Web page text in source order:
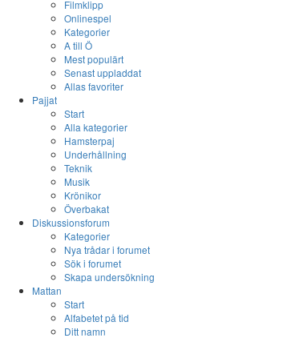
Filmklipp
Onlinespel
Kategorier
A till Ö
Mest populärt
Senast uppladdat
Allas favoriter
Pajjat
Start
Alla kategorier
Hamsterpaj
Underhållning
Teknik
Musik
Krönikor
Överbakat
Diskussionsforum
Kategorier
Nya trådar i forumet
Sök i forumet
Skapa undersökning
Mattan
Start
Alfabetet på tid
Ditt namn